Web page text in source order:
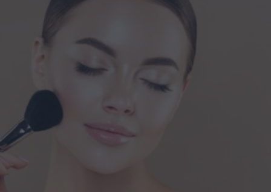
ingrediente naturale che può aiutare a mantenere la pelle
idratata e levigata, combatte anche la comparsa di linee
rinfrescanti, ed è in grado di aiutare a stimolare i sensi e il
flusso sanguigno. Estratto di peperoncino: è un potente
antiossidante che può aiutare a proteggere la pelle dai
danni dei radicali liberi, e può anche aiutare a stimolare la
circolazione sanguigna. Caffeina: è un ingrediente, dal
punto di vista cosmetico, dai mille usi e che può essere
utilizzato per rimpolpare la pelle e stimolarne la vitalità. La
sua azione è dovuta all'effetto stimolante che ha sul